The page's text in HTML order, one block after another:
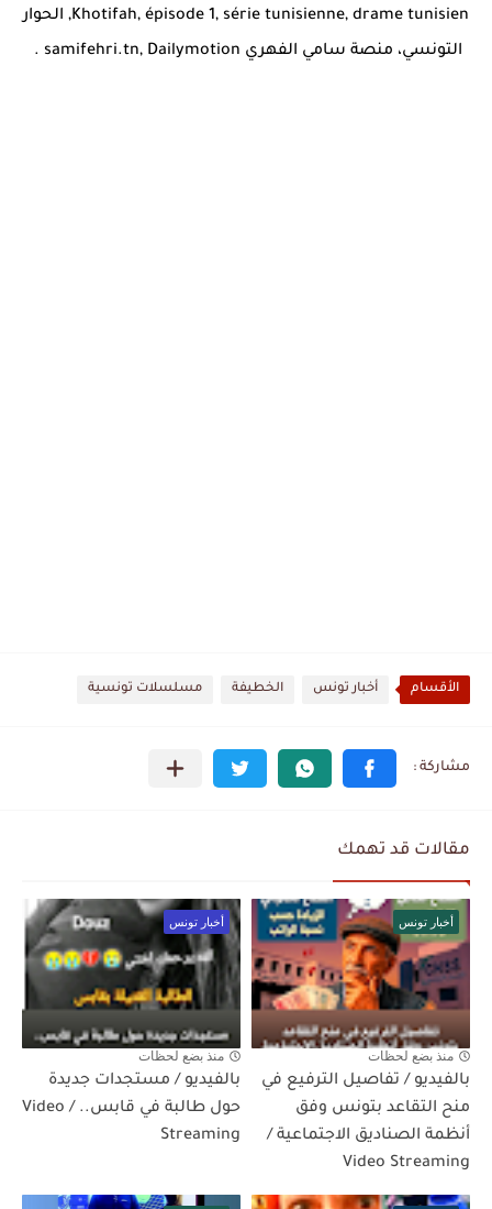
Khotifah, épisode 1, série tunisienne, drame tunisien, الحوار
التونسي، منصة سامي الفهري samifehri.tn, Dailymotion .
الأقسام أخبار تونس الخطيفة مسلسلات تونسية
مقالات قد تهمك
أخبار تونس
منذ بضع لحظات
بالفيديو / تفاصيل الترفيع في
منح التقاعد بتونس وفق
أنظمة الصناديق الاجتماعية /
Video Streaming
أخبار تونس
منذ بضع لحظات
بالفيديو / مستجدات جديدة
حول طالبة في قابس.. / Video
Streaming